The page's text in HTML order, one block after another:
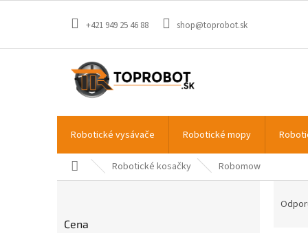
+421 949 25 46 88 shop@toprobot.sk
Robotické vysávače Robotické mopy
DomovRobotické kosačky Robomow
Cena